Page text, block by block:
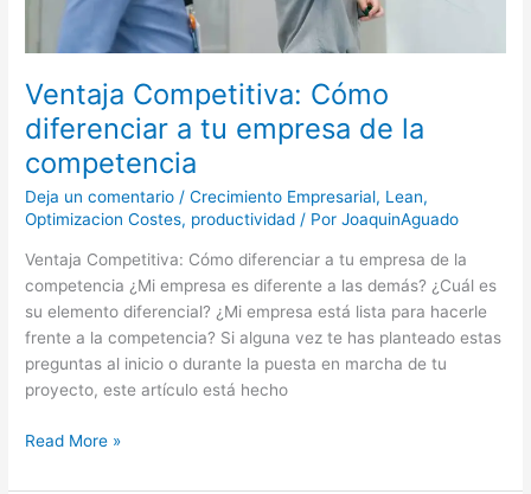
Ventaja Competitiva: Cómo
diferenciar a tu empresa de la
competencia
Deja un comentario /Crecimiento Empresarial, Lean,
Optimizacion Costes, productividad / PorJoaquinAguado
Ventaja Competitiva: Cómo diferenciar a tu empresa de la
competencia ¿Mi empresa es diferente a las demás? ¿Cuál es
su elemento diferencial? ¿Mi empresa está lista para hacerle
frente a la competencia? Si alguna vez te has planteado estas
preguntas al inicio o durante la puesta en marcha de tu
proyecto, este artículo está hecho
Read More »